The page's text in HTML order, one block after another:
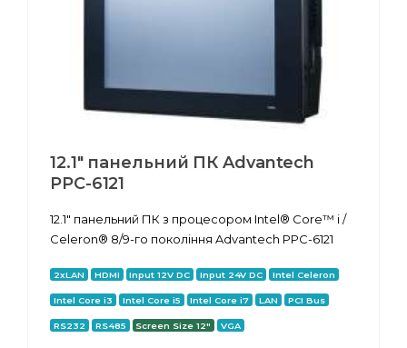
12.1" панельний ПК Advantech
PPC-6121
12.1" панельний ПК з процесором Intel® Core™ i /
Celeron® 8/9-го покоління Advantech PPC-6121
2xLAN HDMI Input 12V DC Input 24V DC Intel Celeron
Intel Core i3 Intel Core i5 Intel Core i7 LAN PCI Bus
RS232 RS485 Screen Size 12" VGA